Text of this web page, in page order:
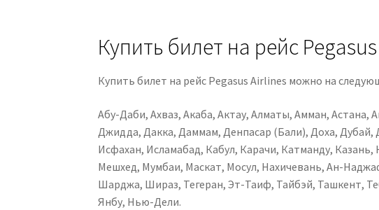
Купить билет на рейс
Купить билет на рейс Pegasus Airlines можно на
Абу-Даби, Ахваз, Акаба, Актау, Алматы, Амман, Астана,
Джидда, Дакка, Даммам, Денпасар (Бали), Доха, Дубай,
Исфахан, Исламабад, Кабул, Карачи, Катманду,
Мешхед, Мумбаи, Маскат, Мосул, Нахичевань, Ан-
Шарджа, Шираз, Тегеран, Эт-Таиф, Тайбэй, Ташкент,
Янбу, Нью-Дели.